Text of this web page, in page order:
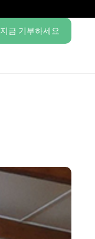
지금 기부하세요